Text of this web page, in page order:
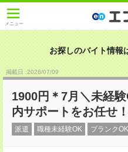
メニュー
お探しのバイト情報
掲載日 :2026/07/09
1900円＊7月＼未経
内サポートをお任せ
派遣 職種未経験OK ブランクOK